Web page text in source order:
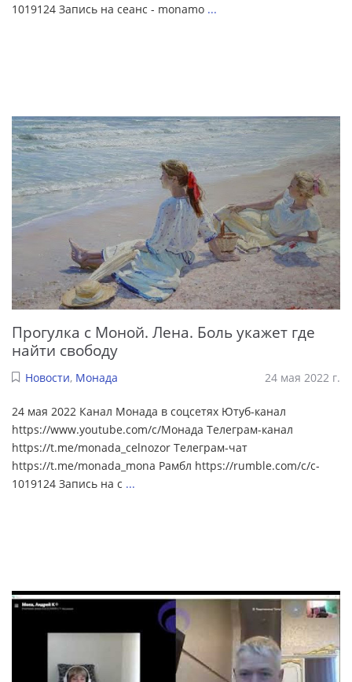
1019124 Запись на сеанс - monamo ...
Прогулка с Моной. Лена. Боль укажет где
найти свободу
Новости, Монада 24 мая 2022 г.
24 мая 2022 Канал Монада в соцсетях Ютуб-канал
https://www.youtube.com/c/Монада Телеграм-канал
https://t.me/monada_celnozor Телеграм-чат
https://t.me/monada_mona Рамбл https://rumble.com/c/c-
1019124 Запись на с ...